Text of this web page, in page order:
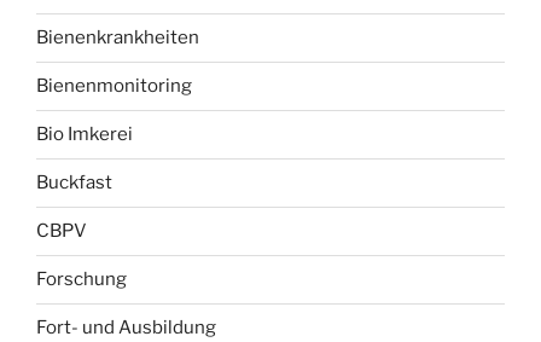
Bienenkrankheiten
Bienenmonitoring
Bio Imkerei
Buckfast
CBPV
Forschung
Fort- und Ausbildung